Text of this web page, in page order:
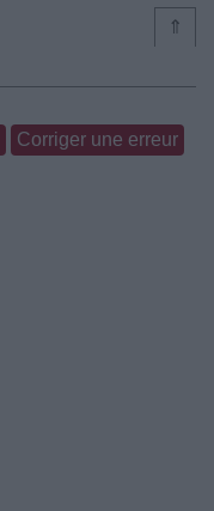
⇑
Corriger une erreur